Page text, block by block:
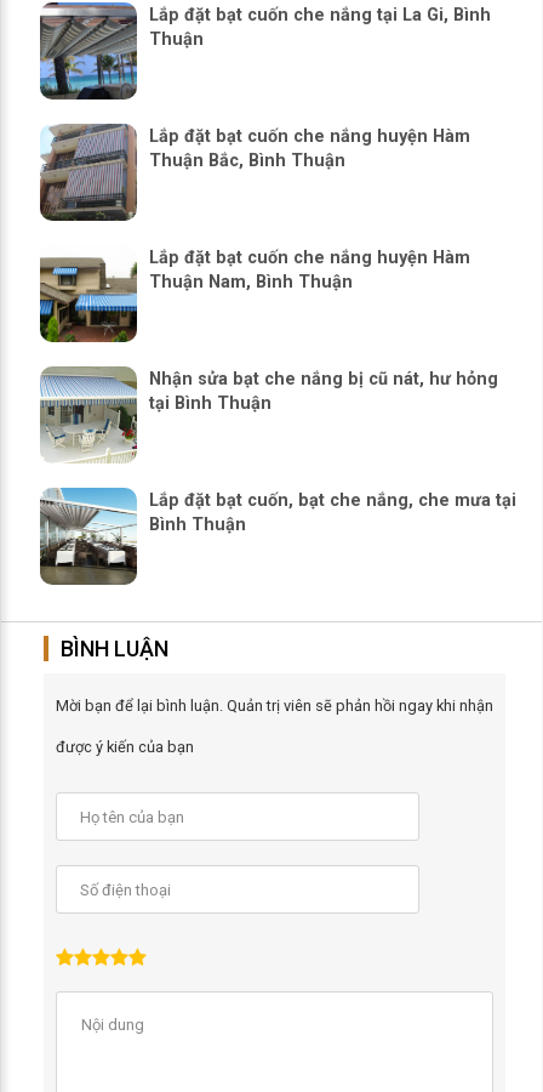
Lắp đặt bạt cuốn che nắng tại La Gi, Bình
Thuận
Lắp đặt bạt cuốn che nắng huyện Hàm
Thuận Bắc, Bình Thuận
Lắp đặt bạt cuốn che nắng huyện Hàm
Thuận Nam, Bình Thuận
Nhận sửa bạt che nắng bị cũ nát, hư hỏng
tại Bình Thuận
Lắp đặt bạt cuốn, bạt che nắng, che mưa tại
Bình Thuận
BÌNH LUẬN
Mời bạn để lại bình luận. Quản trị viên sẽ phản hồi ngay khi nhận
được ý kiến của bạn